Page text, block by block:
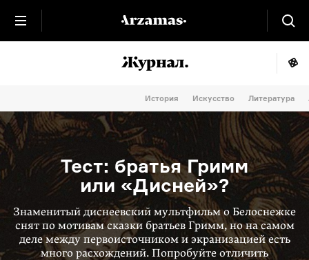
История Искусство Литература
Тест: братья Гримм
или «Дисней»?
Знаменитый диснеевский мультфильм о Белоснежке
снят по мотивам сказки братьев Гримм, но на самом
деле между первоисточником и экранизацией есть
много расхождений. Попробуйте отличить